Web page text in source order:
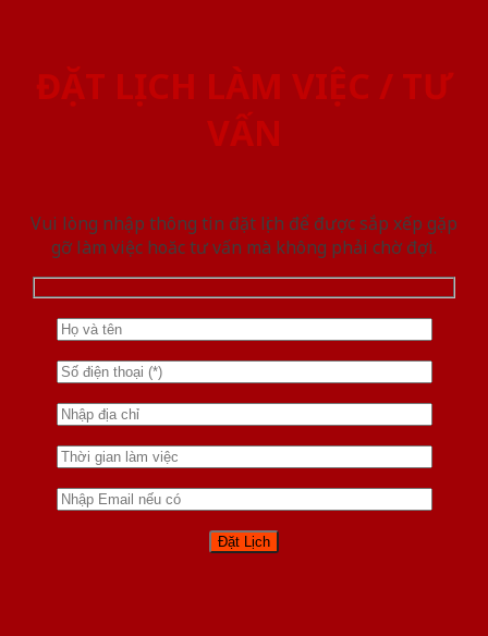
ĐẶT LỊCH LÀM VIỆC / TƯ
VẤN
Vui lòng nhập thông tin đặt lịch để được sắp xếp gặp
gỡ làm việc hoăc tư vấn mà không phải chờ đợi.